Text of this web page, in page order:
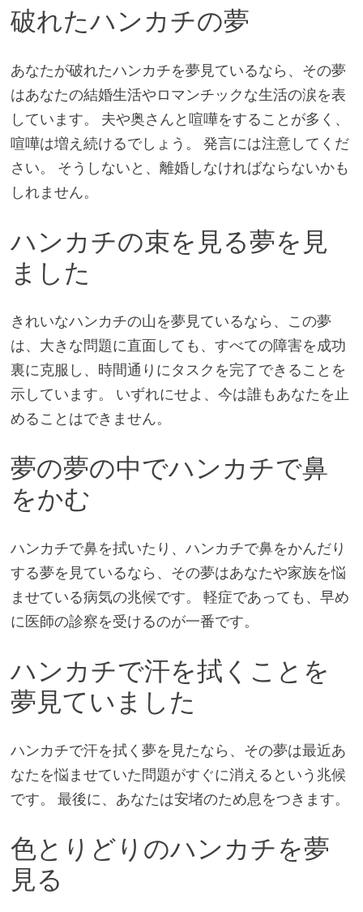
破れたハンカチの夢
あなたが破れたハンカチを夢見ているなら、その夢
はあなたの結婚生活やロマンチックな生活の涙を表
しています。 夫や奥さんと喧嘩をすることが多く、
喧嘩は増え続けるでしょう。 発言には注意してくだ
さい。 そうしないと、離婚しなければならないかも
しれません。
ハンカチの束を見る夢を見
ました
きれいなハンカチの山を夢見ているなら、この夢
は、大きな問題に直面しても、すべての障害を成功
裏に克服し、時間通りにタスクを完了できることを
示しています。 いずれにせよ、今は誰もあなたを止
めることはできません。
夢の夢の中でハンカチで鼻
をかむ
ハンカチで鼻を拭いたり、ハンカチで鼻をかんだり
する夢を見ているなら、その夢はあなたや家族を悩
ませている病気の兆候です。 軽症であっても、早め
に医師の診察を受けるのが一番です。
ハンカチで汗を拭くことを
夢見ていました
ハンカチで汗を拭く夢を見たなら、その夢は最近あ
なたを悩ませていた問題がすぐに消えるという兆候
です。 最後に、あなたは安堵のため息をつきます。
色とりどりのハンカチを夢
見る